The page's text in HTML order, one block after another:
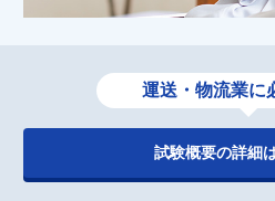
運送・物流業に
試験概要の詳細